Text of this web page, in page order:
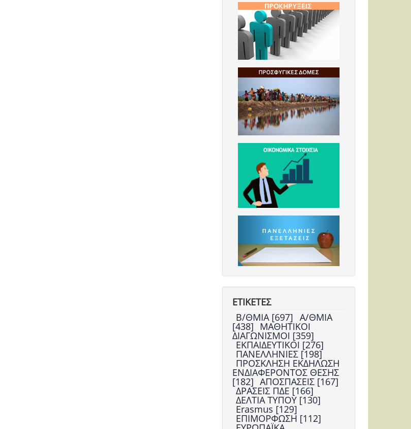
ΕΤΙΚΕΤΕΣ
Β/ΘΜΙΑ [697] Α/ΘΜΙΑ
[438] ΜΑΘΗΤΙΚΟΙ
ΔΙΑΓΩΝΙΣΜΟΙ [359]
ΕΚΠΑΙΔΕΥΤΙΚΟΙ [276]
ΠΑΝΕΛΛΗΝΙΕΣ [198]
ΠΡΟΣΚΛΗΣΗ ΕΚΔΗΛΩΣΗ
ΕΝΔΙΑΦΕΡΟΝΤΟΣ ΘΕΣΗΣ
[182] ΑΠΟΣΠΑΣΕΙΣ [167]
ΔΡΑΣΕΙΣ ΠΔΕ [166]
ΔΕΛΤΙΑ ΤΥΠΟΥ [130]
Erasmus [129]
ΕΠΙΜΟΡΦΩΣΗ [112]